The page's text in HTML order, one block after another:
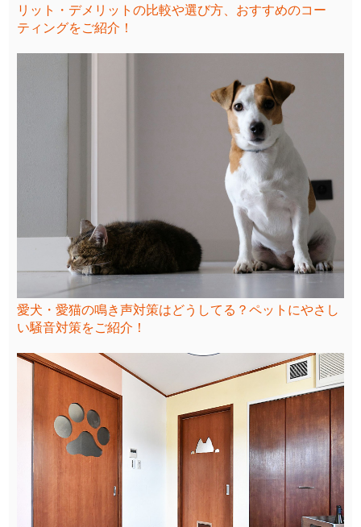
リット・デメリットの比較や選び方、おすすめのコー
ティングをご紹介！
愛犬・愛猫の鳴き声対策はどうしてる？ペットにやさし
い騒音対策をご紹介！